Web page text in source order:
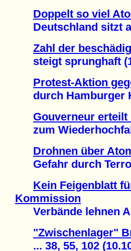
Doppelt so viel
Deutschland sitzt
Zahl der
steigt sprunghaft
Protest-Aktion
durch Hamburger
Gouverneur erteilt
zum
Drohnen über
Gefahr durch
Kein Feigenblatt
Kommission
Verbände lehnen
"Zwischenlager"
... 38, 55, 102